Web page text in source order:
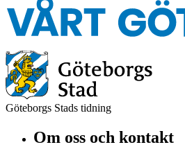
Göteborgs Stads tidning
Om oss och kontakt